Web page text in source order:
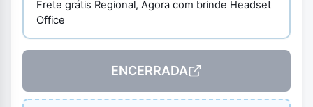
Frete grátis Regional, Agora com brinde Headset
Office
ENCERRADA